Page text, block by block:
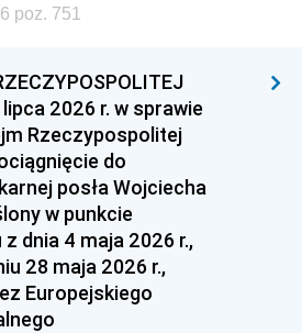
poz. 751
2026 r. w sprawie
Rzeczypospolitej
do
posła Wojciecha
w punkcie
dnia 4 maja 2026 r.,
28 maja 2026 r.,
Europejskiego